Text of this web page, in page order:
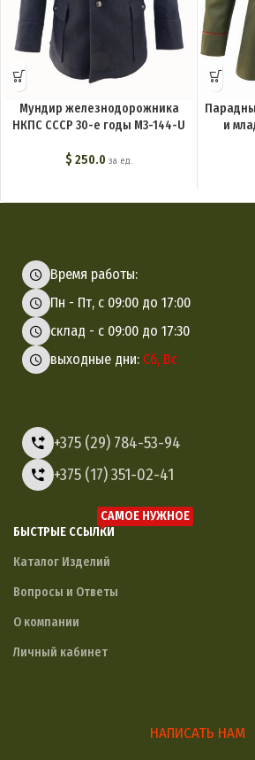
Мундир железнодорожника
НКПС СССР 30-е годы M3-144-U
$ 250.0 за ед.
и
Время работы:
Пн - Пт, с 09:00 до 17:00
склад - с 09:00 до 17:30
выходные дни: Сб, Вс
+375 (29) 784-53-94
+375 (17) 351-02-41
БЫСТРЫЕ ССЫЛКИ
САМОЕ НУЖНОЕ
Каталог Изделий
Вопросы и Ответы
О компании
Личный кабинет
НАПИСАТЬ НАМ